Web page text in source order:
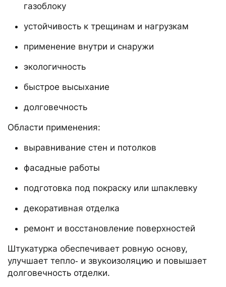
газоблоку
устойчивость к трещинам и нагрузкам
применение внутри и снаружи
экологичность
быстрое высыхание
долговечность
Области применения:
выравнивание стен и потолков
фасадные работы
подготовка под покраску или шпаклевку
декоративная отделка
ремонт и восстановление поверхностей
Штукатурка обеспечивает ровную основу,
улучшает тепло‑ и звукоизоляцию и повышает
долговечность отделки.